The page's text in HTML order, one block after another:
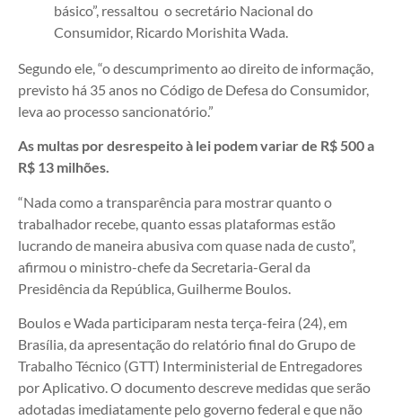
básico”, ressaltou o secretário Nacional do
Consumidor, Ricardo Morishita Wada.
Segundo ele, “o descumprimento ao direito de informação,
previsto há 35 anos no Código de Defesa do Consumidor,
leva ao processo sancionatório.”
As multas por desrespeito à lei podem variar de R$ 500 a
R$ 13 milhões.
“Nada como a transparência para mostrar quanto o
trabalhador recebe, quanto essas plataformas estão
lucrando de maneira abusiva com quase nada de custo”,
afirmou o ministro-chefe da Secretaria-Geral da
Presidência da República, Guilherme Boulos.
Boulos e Wada participaram nesta terça-feira (24), em
Brasília, da apresentação do relatório final do Grupo de
Trabalho Técnico (GTT) Interministerial de Entregadores
por Aplicativo. O documento descreve medidas que serão
adotadas imediatamente pelo governo federal e que não